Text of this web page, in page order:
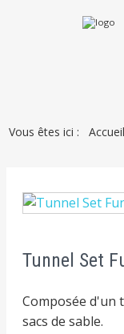
Vous êtes ici : Accueil
Tunnel Set
Composée d'un
sacs de sable.